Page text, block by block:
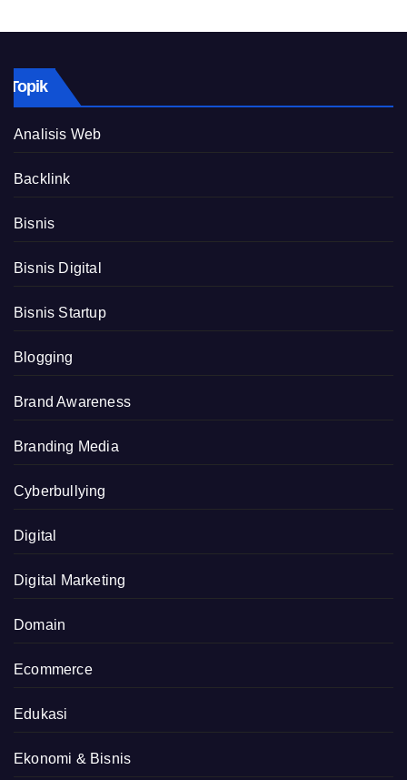
Topik
Analisis Web
Backlink
Bisnis
Bisnis Digital
Bisnis Startup
Blogging
Brand Awareness
Branding Media
Cyberbullying
Digital
Digital Marketing
Domain
Ecommerce
Edukasi
Ekonomi & Bisnis